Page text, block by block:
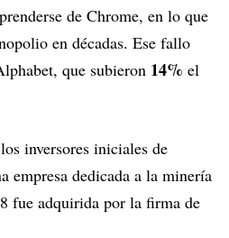
de Chrome, en lo que
en décadas. Ese fallo
que subieron 14% el
inversores iniciales de
empresa dedicada a la minería
fue adquirida por la firma de